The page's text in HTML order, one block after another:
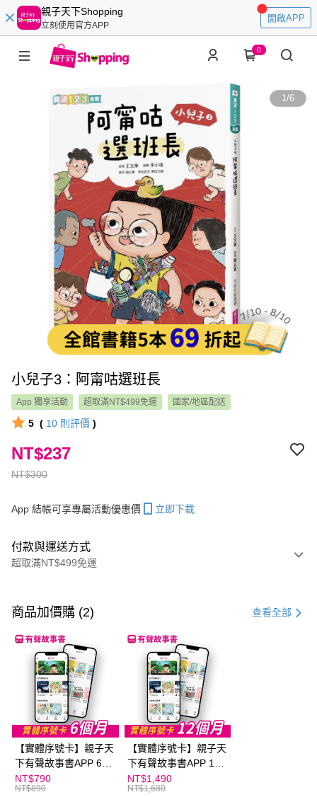
親子天下Shopping
立刻使用官方APP
開啟APP
0
1/6
小兒子3：阿甯咕選班長
App 獨享活動 超取滿NT$499免運 國家/地區配送
5 ( 10 則評價 )
NT$300
NT$237
App 結帳可享專屬活動優惠價 立即下載
付款與運送方式
超取滿NT$499免運
信用卡一次付款
LINE Pay
Apple Pay
大哥付你分期
相關說明
【大哥付你分期使用說明】
1.本服務由台灣大哥大提供，台灣大哥大用戶可立即使用無須另外申請。
2.付款方式選擇「大哥付你分期」，訂單成立後會自動跳轉到大哥付的交易
流程，驗證手機門號後，選擇欲分期的期數、繳款截止日，確認付款後即完
成交易。
3.實際核准額度、可分期數及費用金額請依後續交易確認頁面所載為準。
AFTEE先享後付
相關說明
【關於「AFTEE先享後付」】
AFTEE先享後付是「在收到商品之後才付款」的支付方式。 讓您購物簡單
便利好安心！
ATM付款
商品加價購 (2) 查看全部
【實體序號卡】親子天
下有聲故事書APP 6個
月
NT$790
NT$890
【實體序號卡】親子天
下有聲故事書APP 12
個月
NT$1,490
NT$1,680